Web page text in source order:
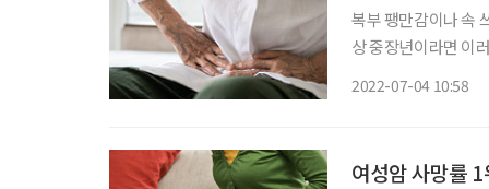
복부 팽만감이나 속
상 중장년이라면 이
2022-07-04 10:58
여성암 사망률